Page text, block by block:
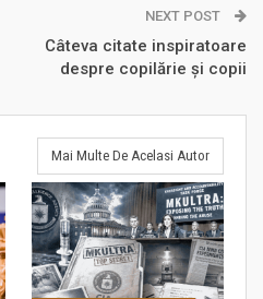
NEXT POST
Câteva citate inspiratoare
despre copilărie și copii
Mai Multe De Acelasi Autor